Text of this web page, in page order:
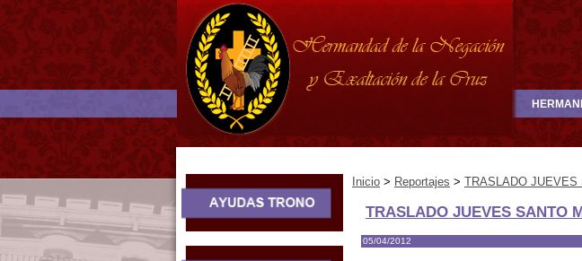
Inicio > Reportajes > TRASLADO JUEVES
TRASLADO JUEVES SANTO
05/04/2012